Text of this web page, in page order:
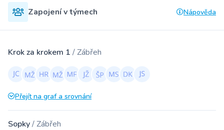
Zapojení v týmech Nápověda
Krok za krokem 1 / Zábřeh
Přejít na graf a srovnání
Sopky/ Zábřeh